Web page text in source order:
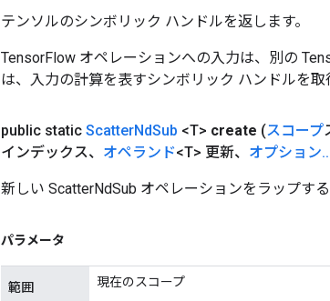
テンソルのシンボリック ハンドルを返します。
TensorFlow オペレーションへの入力は、別の
は、入力の計算を表すシンボリック ハンドルを取
public static Sc​​atterNdSub <T> create (スコープ
インデックス、 オペランド<T> 更新、 オプション..
新しい ScatterNdSub オペレーションをラップす
パラメータ
範囲 現在のスコープ